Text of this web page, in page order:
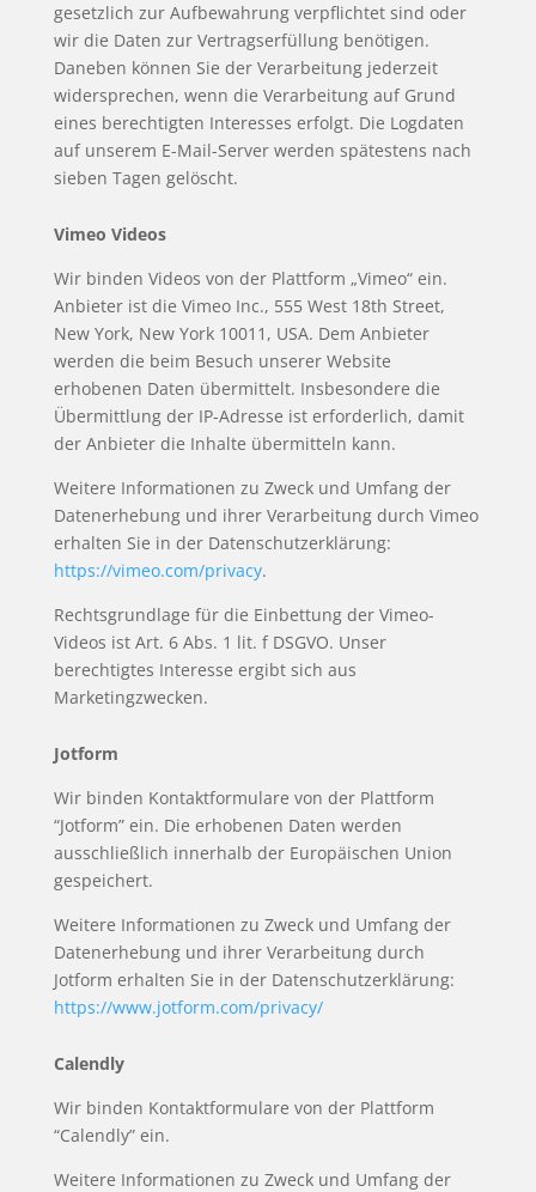
gesetzlich zur Aufbewahrung verpflichtet sind oder
wir die Daten zur Vertragserfüllung benötigen.
Daneben können Sie der Verarbeitung jederzeit
widersprechen, wenn die Verarbeitung auf Grund
eines berechtigten Interesses erfolgt. Die Logdaten
auf unserem E-Mail-Server werden spätestens nach
sieben Tagen gelöscht.
Vimeo Videos
Wir binden Videos von der Plattform „Vimeo“ ein.
Anbieter ist die Vimeo Inc., 555 West 18th Street,
New York, New York 10011, USA. Dem Anbieter
werden die beim Besuch unserer Website
erhobenen Daten übermittelt. Insbesondere die
Übermittlung der IP-Adresse ist erforderlich, damit
der Anbieter die Inhalte übermitteln kann.
Weitere Informationen zu Zweck und Umfang der
Datenerhebung und ihrer Verarbeitung durch Vimeo
erhalten Sie in der Datenschutzerklärung:
https://vimeo.com/privacy.
Rechtsgrundlage für die Einbettung der Vimeo-
Videos ist Art. 6 Abs. 1 lit. f DSGVO. Unser
berechtigtes Interesse ergibt sich aus
Marketingzwecken.
Jotform
Wir binden Kontaktformulare von der Plattform
“Jotform” ein. Die erhobenen Daten werden
ausschließlich innerhalb der Europäischen Union
gespeichert.
Weitere Informationen zu Zweck und Umfang der
Datenerhebung und ihrer Verarbeitung durch
Jotform erhalten Sie in der Datenschutzerklärung:
https://www.jotform.com/privacy/
Calendly
Wir binden Kontaktformulare von der Plattform
“Calendly” ein.
Weitere Informationen zu Zweck und Umfang der